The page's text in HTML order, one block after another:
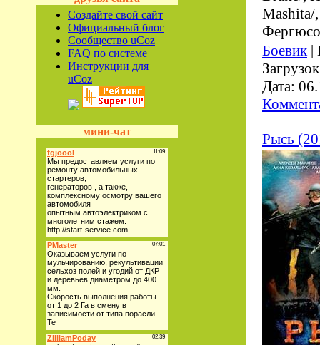
Создайте свой сайт
Официальный блог
Сообщество uCoz
FAQ по системе
Инструкции для
uCoz
мини-чат
Mashita/
Боевик|
Дата:
Рысь